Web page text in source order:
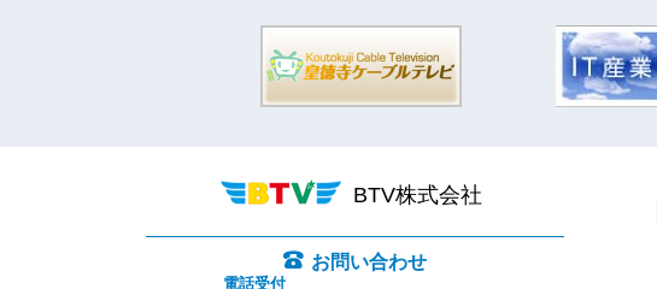
BTV株式会社
お問い合わせ
電話受付